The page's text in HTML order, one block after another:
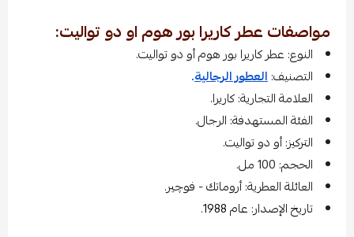
مواصفات عطر كاريرا بور هوم او دو تواليت:
النوع: عطر كاريرا بور هوم أو دو تواليت.
التصنيف:العطور الرجالية.
العلامة التجارية: كاريرا.
الفئة المستهدفة: الرجال.
التركيز: أو دو تواليت.
الحجم: 100 مل.
العائلة العطرية: أروماتك - فوچير.
تاريخ الإصدار: عام1988
.